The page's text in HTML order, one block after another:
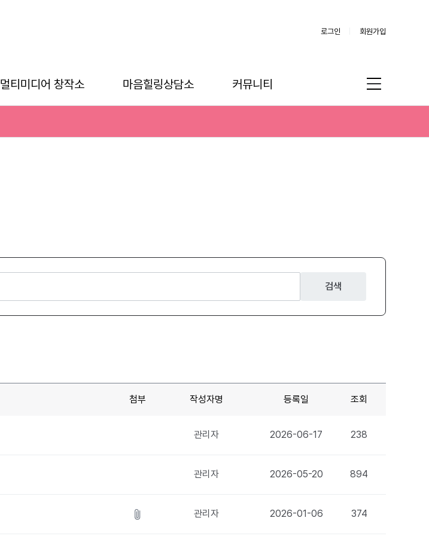
로그인 회원가입
멀티미디어 창작소 마음힐링상담소 커뮤니티
검색
첨부 작성자명 등록일 조회
관리자 2026-06-17 238
관리자 2026-05-20 894
관리자 2026-01-06 374